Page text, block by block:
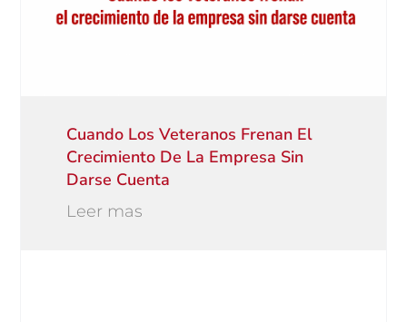
Cuando Los Veteranos Frenan El
Crecimiento De La Empresa Sin
Darse Cuenta
Leer mas